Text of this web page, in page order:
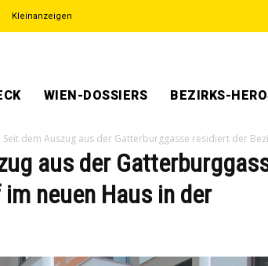
Kleinanzeigen
WIEN-DOSSIERS BEZIRKS-
Seit dem Auszug aus der Gatterburggasse residiert der
aus der
neuen Haus in der